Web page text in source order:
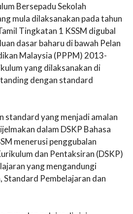
Bersepadu Sekolah
mula dilaksanakan pada tahun
Tingkatan 1 KSSM digubal
dasar baharu di bawah Pelan
Malaysia (PPPM) 2013-
yang dilaksanakan di
dengan standard
standard yang menjadi amalan
dalam DSKP Bahasa
menerusi penggubalan
dan Pentaksiran (DSKP)
yang mengandungi
Standard Pembelajaran dan